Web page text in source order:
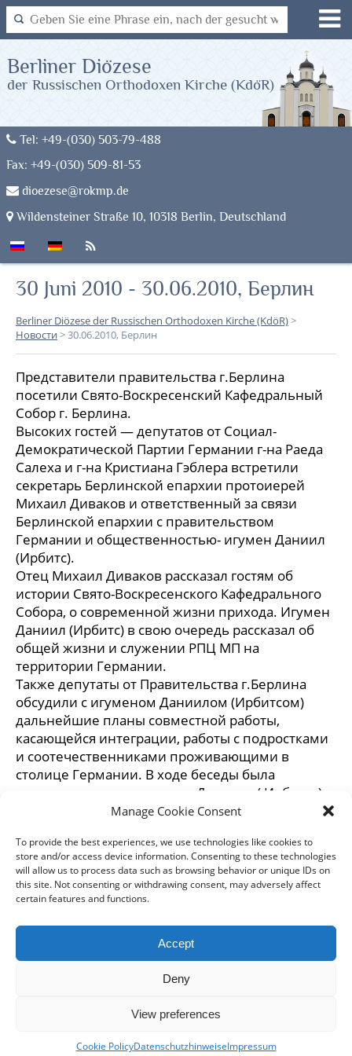
Manage Cookie Consent
To provide the best experiences, we use technologies like cookies to
store and/or access device information. Consenting to these technologies
will allow us to process data such as browsing behavior or unique IDs on
this site. Not consenting or withdrawing consent, may adversely affect
certain features and functions.
Accept
Deny
View preferences
Cookie PolicyDatenschutzhinweiseImpressum
Tel: +49-(030) 503-79-488
Fax: +49-(030) 509-81-53
dioezese@rokmp.de
Wildensteiner Straße 10, 10318 Berlin, Deutschland
Berliner Diözese
der Russischen Orthodoxen Kirche (KdöR)
30 Juni 2010 - 30.06.2010, Берлин
Berliner Diözese der Russischen Orthodoxen Kirche (KdöR)>
Новости >30.06.2010, Берлин
Представители правительства г.Берлина
посетили Свято-Воскресенский Кафедральный
Собор г. Берлина.
Высоких гостей — депутатов от Социал-
Демократической Партии Германии г-на Раеда
Салеха и г-на Кристиана Гэблера встретили
секретарь Берлинской епархии протоиерей
Михаил Диваков и ответственный за связи
Берлинской епархии с правительством
Германии и общественностью- игумен Даниил
(Ирбитс).
Отец Михаил Диваков рассказал гостям об
истории Свято-Воскресенского Кафедрального
Собора, о современной жизни прихода. Игумен
Даниил (Ирбитс) в свою очередь рассказал об
общей жизни и служении РПЦ МП на
территории Германии.
Также депутаты от Правительства г.Берлина
обсудили с игуменом Даниилом (Ирбитсом)
дальнейшие планы совместной работы,
касающейся интеграции, работы с подростками
и соотечественниками проживающими в
столице Германии. В ходе беседы была
намечена встреча игумена Даниила ( Ирбитса) с
Сенатором Внутренних Дел Берлина, которая
Пресс-служба Берлинской епархии.
DIÖZESE IMPRESSUM
vorbehalten